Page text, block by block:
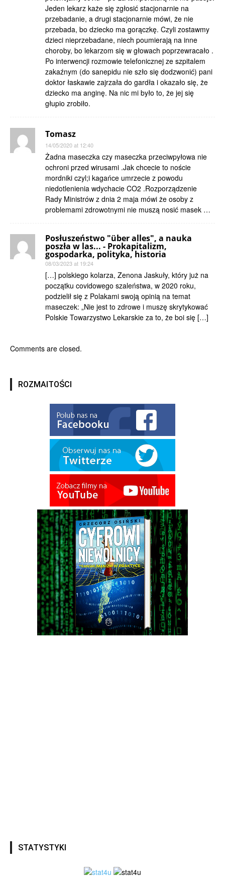
Jeden lekarz każe się zgłosić stacjonarnie na
przebadanie, a drugi stacjonarnie mówi, że nie
przebada, bo dziecko ma gorączkę. Czyli zostawmy
dzieci nieprzebadane, niech poumierają na inne
choroby, bo lekarzom się w głowach poprzewracało .
Po interwencji rozmowie telefonicznej ze szpitalem
zakaźnym (do sanepidu nie szło się dodzwonić) pani
doktor łaskawie zajrzała do gardła i okazało się, że
dziecko ma anginę. Na nic mi było to, że jej się
głupio zrobiło.
Tomasz
14/05/2020 at 12:40
Żadna maseczka czy maseczka przeciwpyłowa nie
ochroni przed wirusami .Jak chcecie to noście
mordniki czyl;i kagańce umrzecie z powodu
niedotlenienia wdychacie CO2 .Rozporządzenie
Rady Ministrów z dnia 2 maja mówi że osoby z
problemami zdrowotnymi nie muszą nosić masek …
Posłuszeństwo "über alles", a nauka
poszła w las... - Prokapitalizm,
gospodarka, polityka, historia
08/03/2023 at 19:24
[…] polskiego kolarza, Zenona Jaskuły, który już na
początku covidowego szaleństwa, w 2020 roku,
podzielił się z Polakami swoją opinią na temat
maseczek: „Nie jest to zdrowe i muszę skrytykować
Polskie Towarzystwo Lekarskie za to, że boi się […]
Comments are closed.
ROZMAITOŚCI
STATYSTYKI